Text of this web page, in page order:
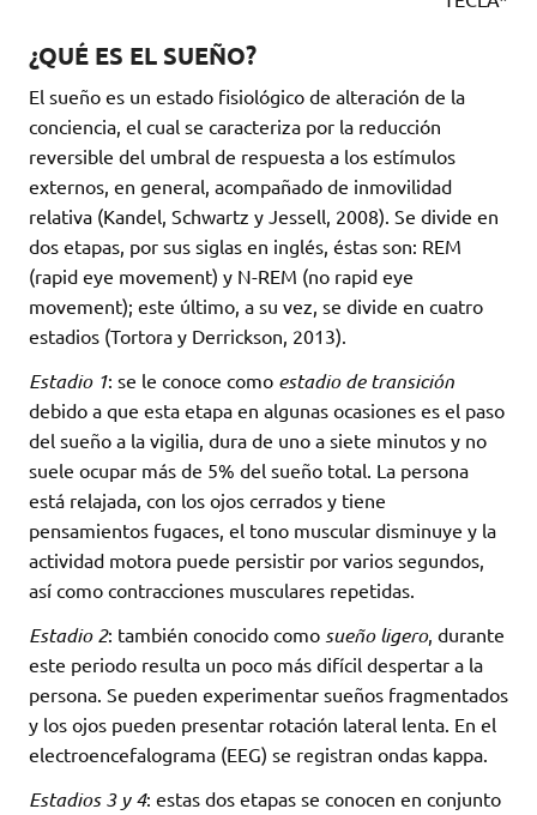
¿QUÉ ES EL SUEÑO?
El sueño es un estado fisiológico de alteración de la
conciencia, el cual se caracteriza por la reducción
reversible del umbral de respuesta a los estímulos
externos, en general, acompañado de inmovilidad
relativa (Kandel, Schwartz y Jessell, 2008). Se divide en
dos etapas, por sus siglas en inglés, éstas son: REM
(rapid eye movement) y N-REM (no rapid eye
movement); este último, a su vez, se divide en cuatro
estadios (Tortora y Derrickson, 2013).
Estadio 1: se le conoce como estadio de transición
debido a que esta etapa en algunas ocasiones es el paso
del sueño a la vigilia, dura de uno a siete minutos y no
suele ocupar más de 5% del sueño total. La persona
está relajada, con los ojos cerrados y tiene
pensamientos fugaces, el tono muscular disminuye y la
actividad motora puede persistir por varios segundos,
así como contracciones musculares repetidas.
Estadio 2: también conocido como sueño ligero, durante
este periodo resulta un poco más difícil despertar a la
persona. Se pueden experimentar sueños fragmentados
y los ojos pueden presentar rotación lateral lenta. En el
electroencefalograma (EEG) se registran ondas kappa.
Estadios 3 y 4: estas dos etapas se conocen en conjunto